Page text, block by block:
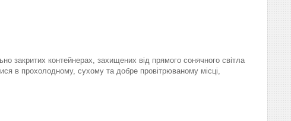
закритих контейнерах, захищених від прямого сонячного світла
в прохолодному, сухому та добре провітрюваному місці,